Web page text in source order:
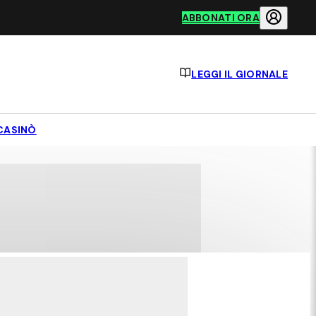
ABBONATI ORA
LEGGI IL GIORNALE